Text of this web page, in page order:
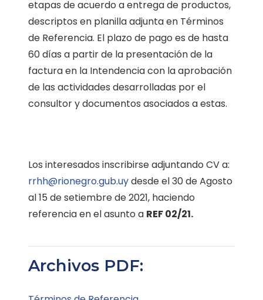
etapas de acuerdo a entrega de productos,
descriptos en planilla adjunta en Términos
de Referencia. El plazo de pago es de hasta
60 días a partir de la presentación de la
factura en la Intendencia con la aprobación
de las actividades desarrolladas por el
consultor y documentos asociados a estas.
Los interesados inscribirse adjuntando CV a:
rrhh@rionegro.gub.uydesde el 30 de Agosto
al 15 de setiembre de 2021, haciendo
referencia en el asunto a REF 02/21.
Archivos PDF: